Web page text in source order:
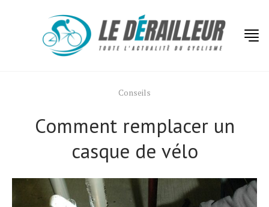
Conseils
Comment remplacer un
casque de vélo